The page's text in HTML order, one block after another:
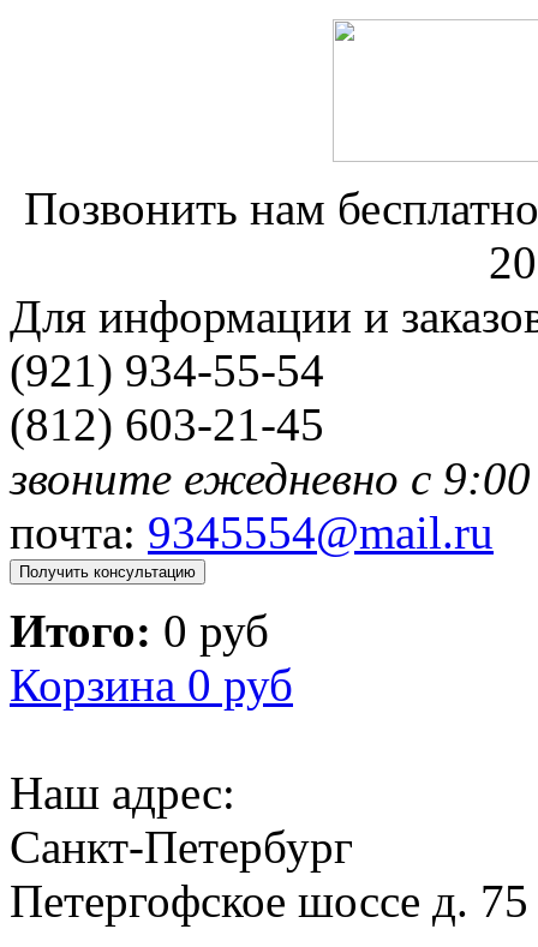
Позвонить нам
Для информации и
(921) 934-55-54
(812) 603-21-45
звоните ежедневно с
почта: 9345554@mail.ru
Получить консультацию
Итого: 0 руб
Корзина 0 руб
Наш адрес:
Санкт-Петербург
Петергофское шоссе д. 75